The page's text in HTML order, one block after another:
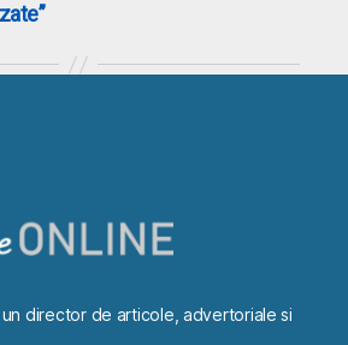
director de articole, advertoriale si